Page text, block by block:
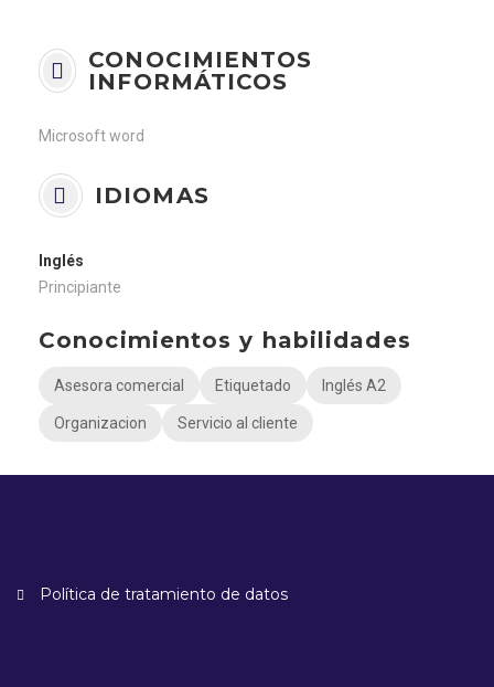
CONOCIMIENTOS
INFORMÁTICOS
Microsoft word
IDIOMAS
Inglés
Principiante
Conocimientos y habilidades
Asesora comercial Etiquetado Inglés A2
Organizacion Servicio al cliente
Política de tratamiento de datos